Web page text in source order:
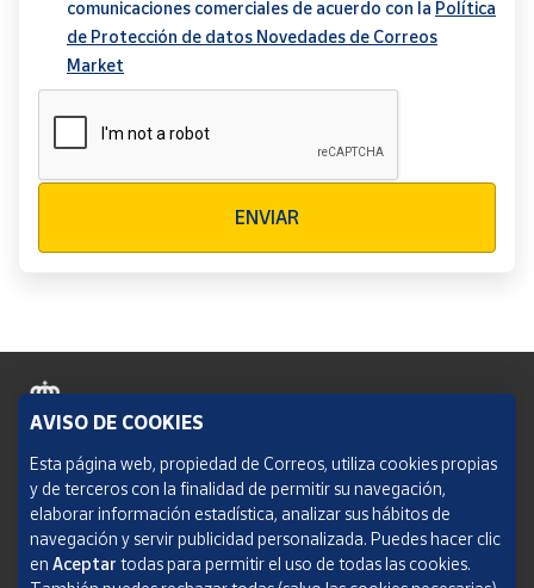
comunicaciones comerciales de acuerdo con la Política
de Protección de datos Novedades de Correos
Market
ENVIAR
Política de cookies
Aviso legal
Condiciones del servicio
AVISO DE COOKIES
Esta página web, propiedad de Correos, utiliza cookies propias
y de terceros con la finalidad de permitir su navegación,
elaborar información estadística, analizar sus hábitos de
navegación y servir publicidad personalizada. Puedes hacer clic
en Aceptar todas para permitir el uso de todas las cookies.